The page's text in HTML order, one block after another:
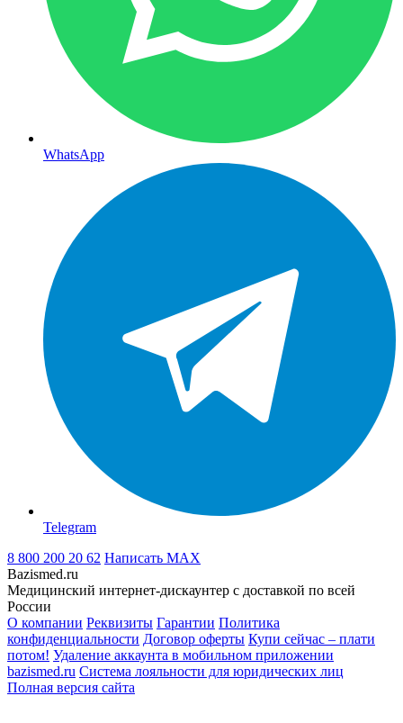
WhatsApp
Telegram
8 800 200 20 62 Написать MAX
Bazismed.ru
Медицинский интернет-дискаунтер с доставкой по всей
России
О компании Реквизиты Гарантии Политика
конфиденциальности Договор оферты Купи сейчас – плати
потом! Удаление аккаунта в мобильном приложении
bazismed.ru Система лояльности для юридических лиц
Полная версия сайта